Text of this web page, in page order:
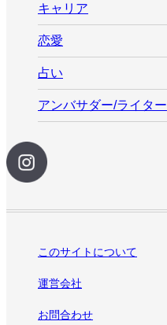
キャリア
恋愛
占い
アンバサダー/ライター
このサイトについて
運営会社
お問合わせ